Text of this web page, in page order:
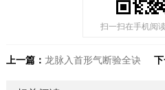
扫一扫在手机阅
上一篇： 龙脉入首形气断验全诀